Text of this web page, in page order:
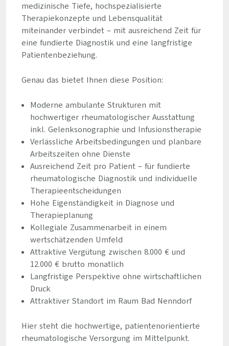
medizinische Tiefe, hochspezialisierte
Therapiekonzepte und Lebensqualität
miteinander verbindet – mit ausreichend Zeit für
eine fundierte Diagnostik und eine langfristige
Patientenbeziehung.
Genau das bietet Ihnen diese Position:
Moderne ambulante Strukturen mit
hochwertiger rheumatologischer Ausstattung
inkl. Gelenksonographie und Infusionstherapie
Verlässliche Arbeitsbedingungen und planbare
Arbeitszeiten ohne Dienste
Ausreichend Zeit pro Patient – für fundierte
rheumatologische Diagnostik und individuelle
Therapieentscheidungen
Hohe Eigenständigkeit in Diagnose und
Therapieplanung
Kollegiale Zusammenarbeit in einem
wertschätzenden Umfeld
Attraktive Vergütung zwischen 8.000 € und
12.000 € brutto monatlich
Langfristige Perspektive ohne wirtschaftlichen
Druck
Attraktiver Standort im Raum Bad Nenndorf
Hier steht die hochwertige, patientenorientierte
rheumatologische Versorgung im Mittelpunkt.